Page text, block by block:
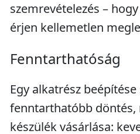
szemrevételezés –
érjen kellemetlen
Fenntarthatóság
Egy alkatrész
fenntarthatóbb döntés,
készülék vásárlása: